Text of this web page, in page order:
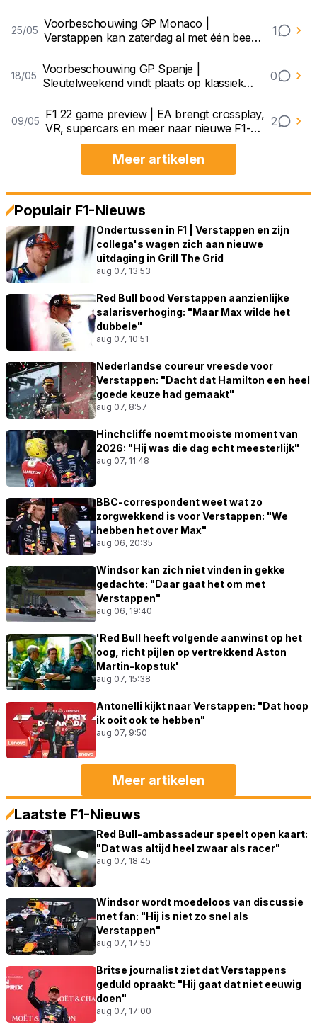
25/05 Voorbeschouwing GP Monaco |
Verstappen kan zaterdag al met één been
1
18/05 Voorbeschouwing GP Spanje |
Sleutelweekend vindt plaats op klassiek
0
09/05 F1 22 game preview | EA brengt crossplay,
VR, supercars en meer naar nieuwe F1-
2
Meer artikelen
Populair F1-Nieuws
Ondertussen in F1 | Verstappen en zijn
collega's wagen zich aan nieuwe
uitdaging in Grill The Grid
aug 07, 13:53
Red Bull bood Verstappen aanzienlijke
salarisverhoging: "Maar Max wilde het
dubbele"
aug 07, 10:51
Nederlandse coureur vreesde voor
Verstappen: "Dacht dat Hamilton een heel
goede keuze had gemaakt"
aug 07, 8:57
Hinchcliffe noemt mooiste moment van
2026: "Hij was die dag echt meesterlijk"
aug 07, 11:48
BBC-correspondent weet wat zo
zorgwekkend is voor Verstappen: "We
hebben het over Max"
aug 06, 20:35
Windsor kan zich niet vinden in gekke
gedachte: "Daar gaat het om met
Verstappen"
aug 06, 19:40
'Red Bull heeft volgende aanwinst op het
oog, richt pijlen op vertrekkend Aston
Martin-kopstuk'
aug 07, 15:38
Antonelli kijkt naar Verstappen: "Dat hoop
ik ooit ook te hebben"
aug 07, 9:50
Meer artikelen
Laatste F1-Nieuws
Red Bull-ambassadeur speelt open kaart:
"Dat was altijd heel zwaar als racer"
aug 07, 18:45
Windsor wordt moedeloos van discussie
met fan: "Hij is niet zo snel als
Verstappen"
aug 07, 17:50
Britse journalist ziet dat Verstappens
geduld opraakt: "Hij gaat dat niet eeuwig
doen"
aug 07, 17:00